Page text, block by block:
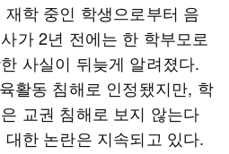
학 중인 학생으로부터 음
가 2년 전에는 한 학부모로
사실이 뒤늦게 알려졌다.
활동 침해로 인정됐지만, 학
교권 침해로 보지 않는다
한 논란은 지속되고 있다.